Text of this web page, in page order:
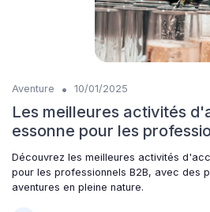
Aventure • 10/01/2025
Les meilleures activités
essonne pour les
Découvrez les meilleures activités
pour les professionnels B2B, avec des
aventures en pleine nature.